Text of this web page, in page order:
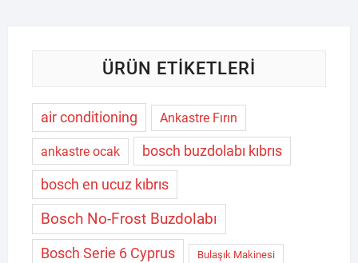
ÜRÜN ETIKETLERI
air conditioning Ankastre Fırın
ankastre ocak
bosch buzdolabı kıbrıs
bosch en ucuz kıbrıs
Bosch No-Frost Buzdolabı
Bosch Serie 6 Cyprus Bulaşık Makinesi